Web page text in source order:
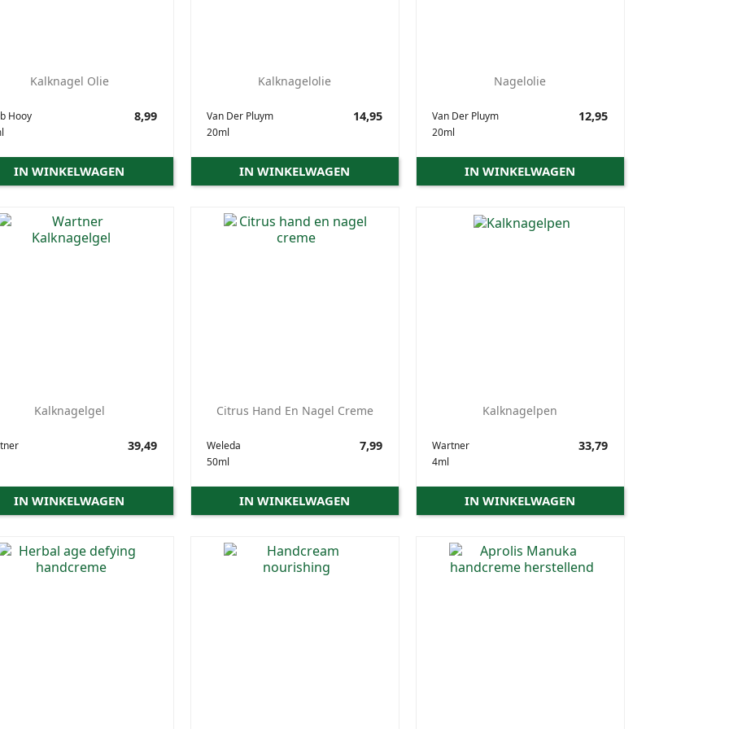
Kalknagel Olie
Hooy
Prijs8,99
IN WINKELWAGEN
Kalknagelolie
Van Der Pluym
20ml
Prijs
14,95
IN WINKELWAGEN
Nagelolie
Van Der Pluym
20ml
Prijs
12,95
IN WINKELWAGEN
Kalknagelgel
Prijs
39,49
IN WINKELWAGEN
Citrus Hand En Nagel Creme
Weleda
50ml
Prijs7,99
IN WINKELWAGEN
Kalknagelpen
Wartner
4ml
Prijs
33,79
IN WINKELWAGEN